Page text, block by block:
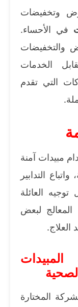
وتخفيضات
في الأحساء.
والتخفيضات
الخدمات
التي تقدم
مبيدات آمنة
التدابير
توجيه العائلة
المعالج لبعض
العلاج.
المختارة